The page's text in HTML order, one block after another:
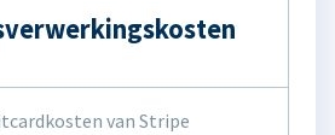
van Stripe